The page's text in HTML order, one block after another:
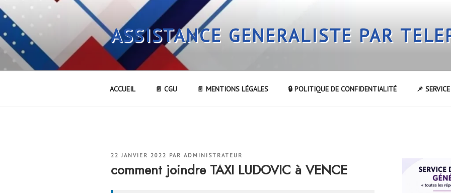
Aller
au
contenu
principal
ASSISTANCE GENERALISTE PAR
ACCUEIL 📄 CGU 📄 MENTIONS LÉGALES 🔒 POLITIQUE DE CONFIDENTIALITÉ 📌
PUBLIÉ
22 JANVIER 2022 PAR ADMINISTRATEUR
comment joindre TAXI LUDOVIC à VENCE